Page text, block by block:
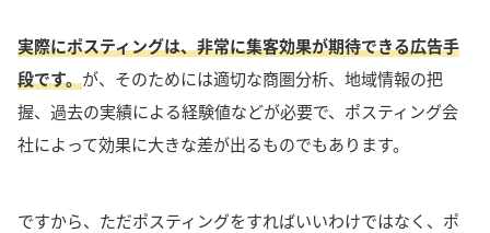
実際にポスティングは、非常に集客効果が期待できる広告手
段です。が、そのためには適切な商圏分析、地域情報の把
握、過去の実績による経験値などが必要で、ポスティング会
社によって効果に大きな差が出るものでもあります。
ですから、ただポスティングをすればいいわけではなく、ポ